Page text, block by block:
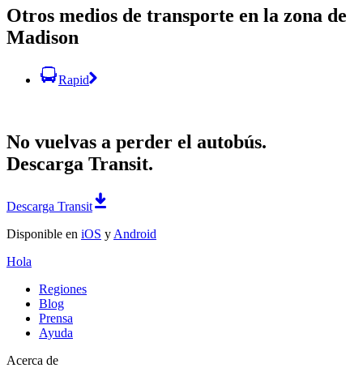
Otros medios de transporte en la zona de
Madison
Rapid
No vuelvas a perder el autobús.
Descarga Transit.
Descarga Transit
Disponible en iOS y Android
Hola
Regiones
Blog
Prensa
Ayuda
Acerca de